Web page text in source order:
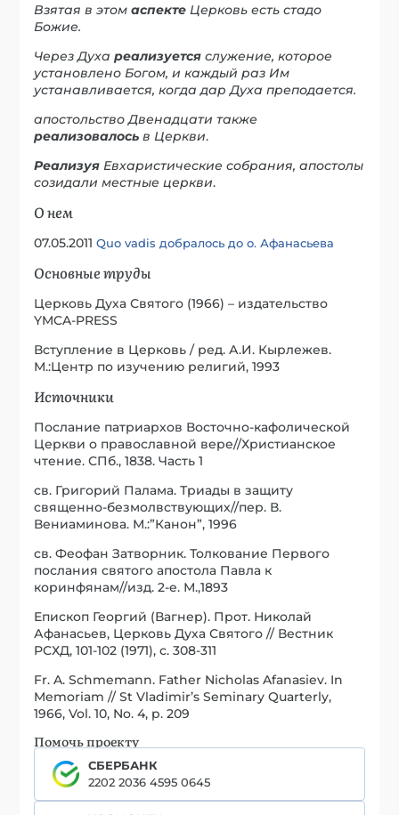
Взятая в этом аспекте Церковь есть стадо
Божие.
Через Духа реализуется служение, которое
установлено Богом, и каждый раз Им
устанавливается, когда дар Духа преподается.
апостольство Двенадцати также
реализовалось в Церкви.
Реализуя Евхаристические собрания, апостолы
созидали местные церкви.
О нем
07.05.2011Quo vadis добралось до о. Афанасьева
Основные труды
Церковь Духа Святого (1966) – издательство
YMCA-PRESS
Вступление в Церковь / ред. А.И. Кырлежев.
М.:Центр по изучению религий, 1993
Источники
Послание патриархов Восточно-кафолической
Церкви о православной вере//Христианское
чтение. СПб., 1838. Часть 1
св. Григорий Палама. Триады в защиту
священно-безмолвствующих//пер. В.
Вениаминова. М.:”Канон”, 1996
св. Феофан Затворник. Толкование Первого
послания святого апостола Павла к
коринфянам//изд. 2-е. М.,1893
Епископ Георгий (Вагнер). Прот. Николай
Афанасьев, Церковь Духа Святого // Вестник
РСХД, 101-102 (1971), с. 308-311
Fr. A. Schmemann. Father Nicholas Afanasiev. In
Memoriam // St Vladimir’s Seminary Quarterly,
1966, Vol. 10, No. 4, p. 209
Помочь проекту
СБЕРБАНК
2202 2036 4595 0645